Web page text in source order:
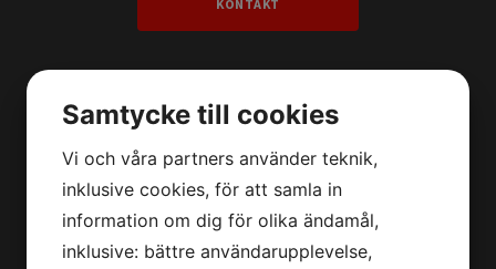
KONTAKT
MENY
Start
Samtycke till cookies
Vi och våra partners använder teknik,
inklusive cookies, för att samla in
information om dig för olika ändamål,
inklusive: bättre användarupplevelse,